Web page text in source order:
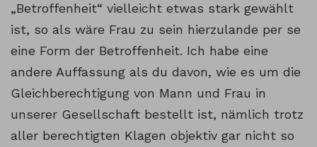
„Betroffenheit“ vielleicht etwas stark gewählt
ist, so als wäre Frau zu sein hierzulande per se
eine Form der Betroffenheit. Ich habe eine
andere Auffassung als du davon, wie es um die
Gleichberechtigung von Mann und Frau in
unserer Gesellschaft bestellt ist, nämlich trotz
aller berechtigten Klagen objektiv gar nicht so